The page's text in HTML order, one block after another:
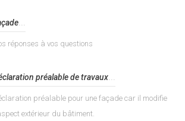
...
réponses à vos questions
préalable de travaux
préalable pour une façade car il modifie
extérieur du bâtiment.